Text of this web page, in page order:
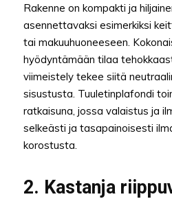
Rakenne on kompakti ja
asennettavaksi esimerkiksi
tai makuuhuoneeseen.
hyödyntämään tilaa
viimeistely tekee siitä
sisustusta. Tuuletinplafondi
ratkaisuna, jossa valaistus ja
selkeästi ja tasapainoisesti
korostusta.
2. Kastanja